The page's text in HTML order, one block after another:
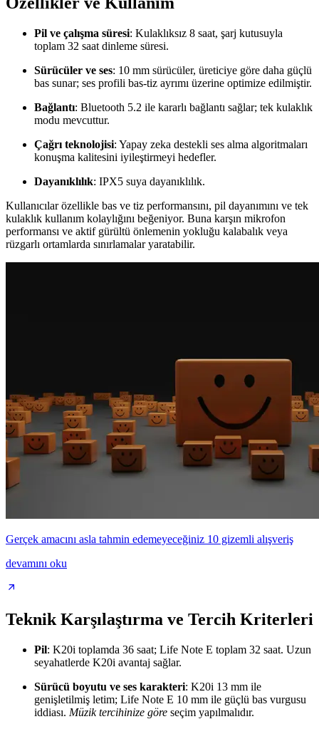
Pil ve çalışma süresi: Kulaklıksız 8 saat, şarj kutusuyla
toplam 32 saat dinleme süresi.
Sürücüler ve ses: 10 mm sürücüler, üreticiye göre daha güçlü
bas sunar; ses profili bas-tiz ayrımı üzerine optimize edilmiştir.
Bağlantı: Bluetooth 5.2 ile kararlı bağlantı sağlar; tek kulaklık
modu mevcuttur.
Çağrı teknolojisi: Yapay zeka destekli ses alma algoritmaları
konuşma kalitesini iyileştirmeyi hedefler.
Dayanıklılık: IPX5 suya dayanıklılık.
Kullanıcılar özellikle bas ve tiz performansını, pil dayanımını ve tek
kulaklık kullanım kolaylığını beğeniyor. Buna karşın mikrofon
performansı ve aktif gürültü önlemenin yokluğu kalabalık veya
rüzgarlı ortamlarda sınırlamalar yaratabilir.
Gerçek amacını asla tahmin edemeyeceğiniz 10 gizemli alışveriş
devamını oku
Teknik Karşılaştırma ve Tercih Kriterleri
Pil: K20i toplamda 36 saat; Life Note E toplam 32 saat. Uzun
seyahatlerde K20i avantaj sağlar.
Sürücü boyutu ve ses karakteri: K20i 13 mm ile
genişletilmiş letim; Life Note E 10 mm ile güçlü bas vurgusu
iddiası. Müzik tercihinize göre seçim yapılmalıdır.